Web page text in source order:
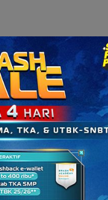
terbuat dari bambu
zaman Kerajaan
untuk memohon
prajurit yang akan
dasar. Namun,
angklung
alat musik barat.
mendirikan Saung